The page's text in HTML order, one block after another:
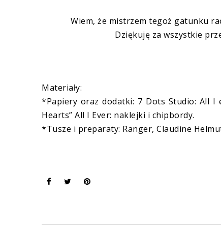
Wiem, że mistrzem tegoż gatunku
Dziękuję za wszystkie
Materiały:
*Papiery oraz dodatki: 7 Dots Studio: All I
Hearts” All I Ever: naklejki i chipbordy.
*Tusze i preparaty: Ranger, Claudine